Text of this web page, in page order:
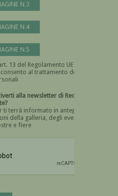
N.3
N.4
N.5
13 del Regolamento UE n.
al trattamento dei
Devi dare il consenso
alla newsletter di Recta
ti terrà informato in anteprima
della galleria, degli eventi
e fiere